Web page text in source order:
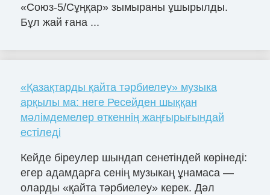
«Союз-5/Сұңқар» зымыраны ұшырылды.
Бұл жай ғана ...
«Қазақтарды қайта тәрбиелеу» музыка
арқылы ма: неге Ресейден шыққан
мәлімдемелер өткеннің жаңғырығындай
естіледі
Кейде біреулер шындап сенетіндей көрінеді:
егер адамдарға сенің музыкаң ұнамаса —
оларды «қайта тәрбиелеу» керек. Дәл